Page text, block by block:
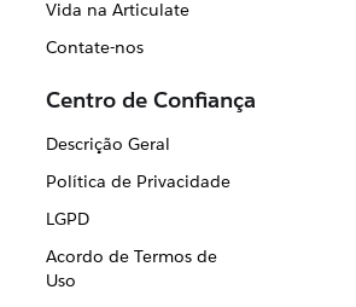
Vida na Articulate
Contate-nos
Centro de Confiança
Descrição Geral
Política de Privacidade
LGPD
Acordo de Termos de
Uso